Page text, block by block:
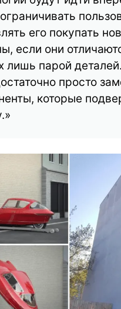
его покупать
если они
лишь парой
просто
которые